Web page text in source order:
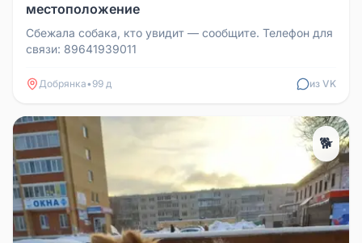
местоположение
Сбежала собака, кто увидит — сообщите. Телефон для
связи: 89641939011
Добрянка• 99 д из VK
🐕